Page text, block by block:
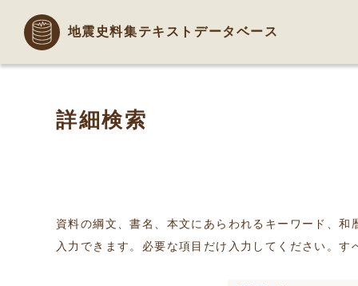
地震史料集テキストデータベース
詳細検索
資料の綱文、書名、本文にあらわれるキーワード、
入力できます。必要な項目だけ入力してください。